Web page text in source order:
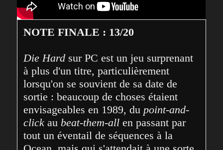
NOTE FINALE : 13/20
Die Hard sur PC est un jeu surprenant
à plus d'un titre, particulièrement
lorsqu'on se souvient de sa date de
sortie : beaucoup de choses étaient
envisageables en 1989, du point-and-
click au beat-them-all en passant par
tout un éventail de séquences à la